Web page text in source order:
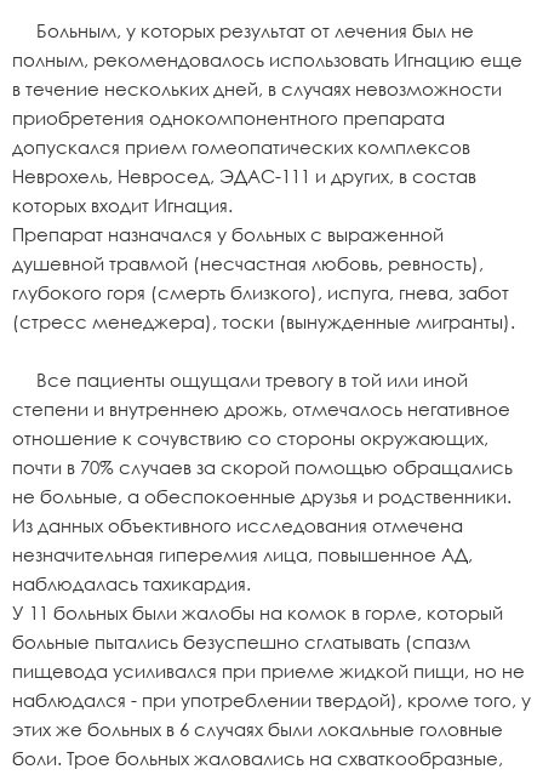
Больным, у которых результат от лечения был не
полным, рекомендовалось использовать Игнацию еще
в течение нескольких дней, в случаях невозможности
приобретения однокомпонентного препарата
допускался прием гомеопатических комплексов
Неврохель, Невросед, ЭДАС-111 и других, в состав
которых входит Игнация.
Препарат назначался у больных с выраженной
душевной травмой (несчастная любовь, ревность),
глубокого горя (смерть близкого), испуга, гнева, забот
(стресс менеджера), тоски (вынужденные мигранты).
Все пациенты ощущали тревогу в той или иной
степени и внутреннею дрожь, отмечалось негативное
отношение к сочувствию со стороны окружающих,
почти в 70% случаев за скорой помощью обращались
не больные, а обеспокоенные друзья и родственники.
Из данных объективного исследования отмечена
незначительная гиперемия лица, повышенное АД,
наблюдалась тахикардия.
У 11 больных были жалобы на комок в горле, который
больные пытались безуспешно сглатывать (спазм
пищевода усиливался при приеме жидкой пищи, но не
наблюдался - при употреблении твердой), кроме того, у
этих же больных в 6 случаях были локальные головные
боли. Трое больных жаловались на схваткообразные,